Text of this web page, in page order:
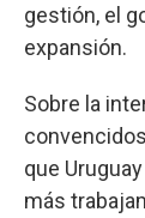
gestión, el
expansión.
Sobre la
que
más